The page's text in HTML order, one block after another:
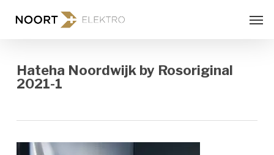
contentHateha Noordwijk by Rosoriginal
2021-1